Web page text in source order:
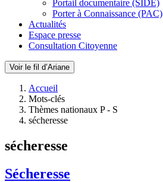
Portail documentaire (SIDE)
Porter à Connaissance (PAC)
Actualités
Espace presse
Consultation Citoyenne
Voir le fil d’Ariane
Accueil
Mots-clés
Thèmes nationaux P - S
sécheresse
sécheresse
Sécheresse